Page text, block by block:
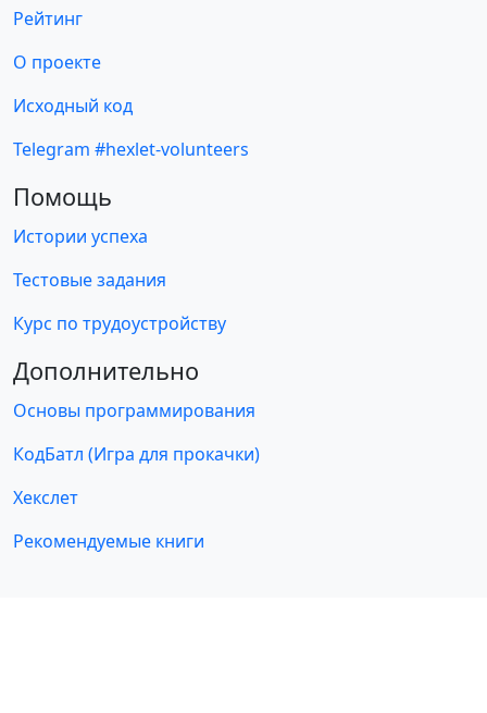
Рейтинг
О проекте
Исходный код
Telegram #hexlet-volunteers
Помощь
Истории успеха
Тестовые задания
Курс по трудоустройству
Дополнительно
Основы программирования
КодБатл (Игра для прокачки)
Хекслет
Рекомендуемые книги